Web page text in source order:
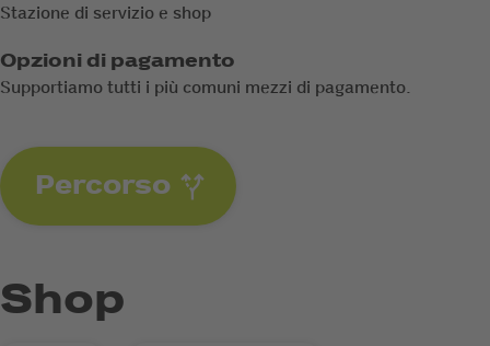
Stazione di servizio e shop
Opzioni di pagamento
Supportiamo tutti i più comuni mezzi di pagamento.
Percorso
Shop